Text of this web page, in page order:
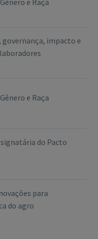
governança, impacto e
e Raça
do Pacto
para
do agro